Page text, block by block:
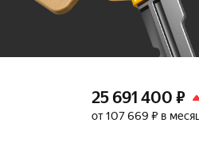
25 691 400 ₽
от 107 669 ₽ в